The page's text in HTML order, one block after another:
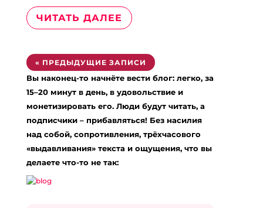
ЧИТАТЬ ДАЛЕЕ
« ПРЕДЫДУЩИЕ ЗАПИСИ
Вы наконец-то начнёте вести блог: легко, за
15–20 минут в день, в удовольствие и
монетизировать его. Люди будут читать, а
подписчики – прибавляться! Без насилия
над собой, сопротивления, трёхчасового
«выдавливания» текста и ощущения, что вы
делаете что-то не так: